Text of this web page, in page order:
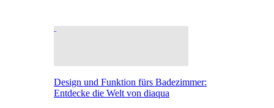
Design und Funktion fürs Badezimmer:
Entdecke die Welt von diaqua